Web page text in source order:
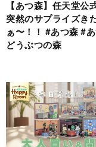
【あつ森】任天堂公
突然のサプライズき
ぁ〜！！ #あつ森 #
どうぶつの森